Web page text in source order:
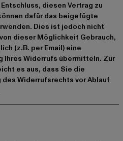
diesen Vertrag zu
dafür das beigefügte
Dies ist jedoch nicht
dieser Möglichkeit Gebrauch,
(z.B. per Email) eine
Ihres Widerrufs übermitteln. Zur
es aus, dass Sie die
Widerrufsrechts vor Ablauf